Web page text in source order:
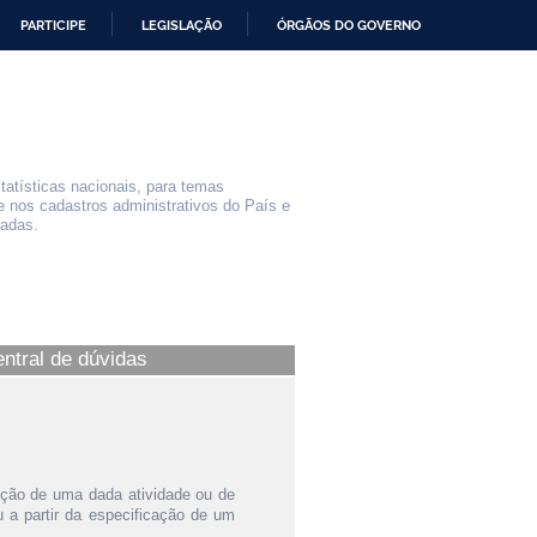
PARTICIPE LEGISLAÇÃO ÓRGÃOS DO GOVERNO
nacionais, para temas
cadastros administrativos do País e
de dúvidas
de uma dada atividade ou de
a partir da especificação de um